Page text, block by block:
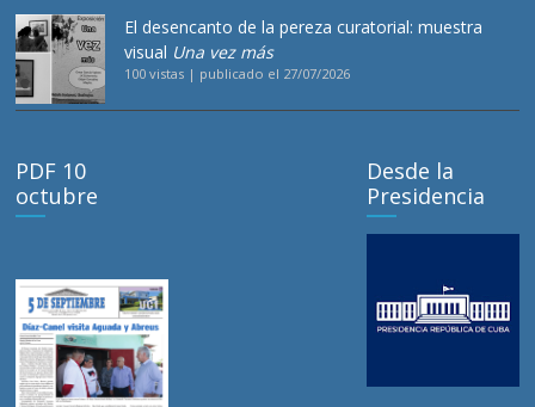
El desencanto de la pereza curatorial: muestra
visual Una vez más
100 vistas | publicado el 27/07/2026
PDF 10
octubre
Desde la
Presidencia